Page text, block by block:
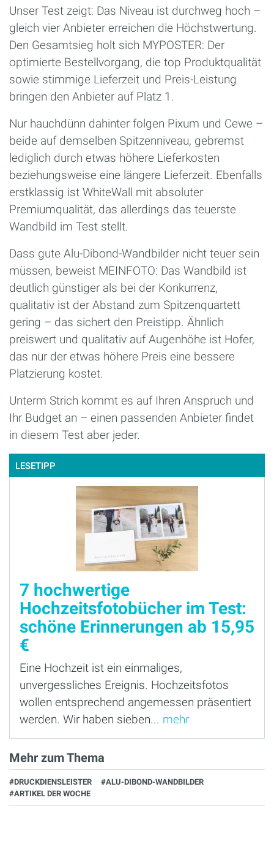
Unser Test zeigt: Das Niveau ist durchweg hoch –
gleich vier Anbieter erreichen die Höchstwertung.
Den Gesamtsieg holt sich MYPOSTER: Der
optimierte Bestellvorgang, die top Produktqualität
sowie stimmige Lieferzeit und Preis-Leistung
bringen den Anbieter auf Platz 1.
Nur hauchdünn dahinter folgen Pixum und Cewe –
beide auf demselben Spitzenniveau, gebremst
lediglich durch etwas höhere Lieferkosten
beziehungsweise eine längere Lieferzeit. Ebenfalls
erstklassig ist WhiteWall mit absoluter
Premiumqualität, das allerdings das teuerste
Wandbild im Test stellt.
Dass gute Alu-Dibond-Wandbilder nicht teuer sein
müssen, beweist MEINFOTO: Das Wandbild ist
deutlich günstiger als bei der Konkurrenz,
qualitativ ist der Abstand zum Spitzenquartett
gering – das sichert den Preistipp. Ähnlich
preiswert und qualitativ auf Augenhöhe ist Hofer,
das nur der etwas höhere Preis eine bessere
Platzierung kostet.
Unterm Strich kommt es auf Ihren Anspruch und
Ihr Budget an – einen passenden Anbieter findet
in diesem Test aber jeder.
LESETIPP
7 hochwertige
Hochzeitsfotobücher im Test:
schöne Erinnerungen ab 15,95
€
Eine Hochzeit ist ein einmaliges,
unvergessliches Ereignis. Hochzeitsfotos
wollen entsprechend angemessen präsentiert
werden. Wir haben sieben... mehr
Mehr zum Thema
#DRUCKDIENSLEISTER
#ALU-DIBOND-WANDBILDER
#ARTIKEL DER WOCHE